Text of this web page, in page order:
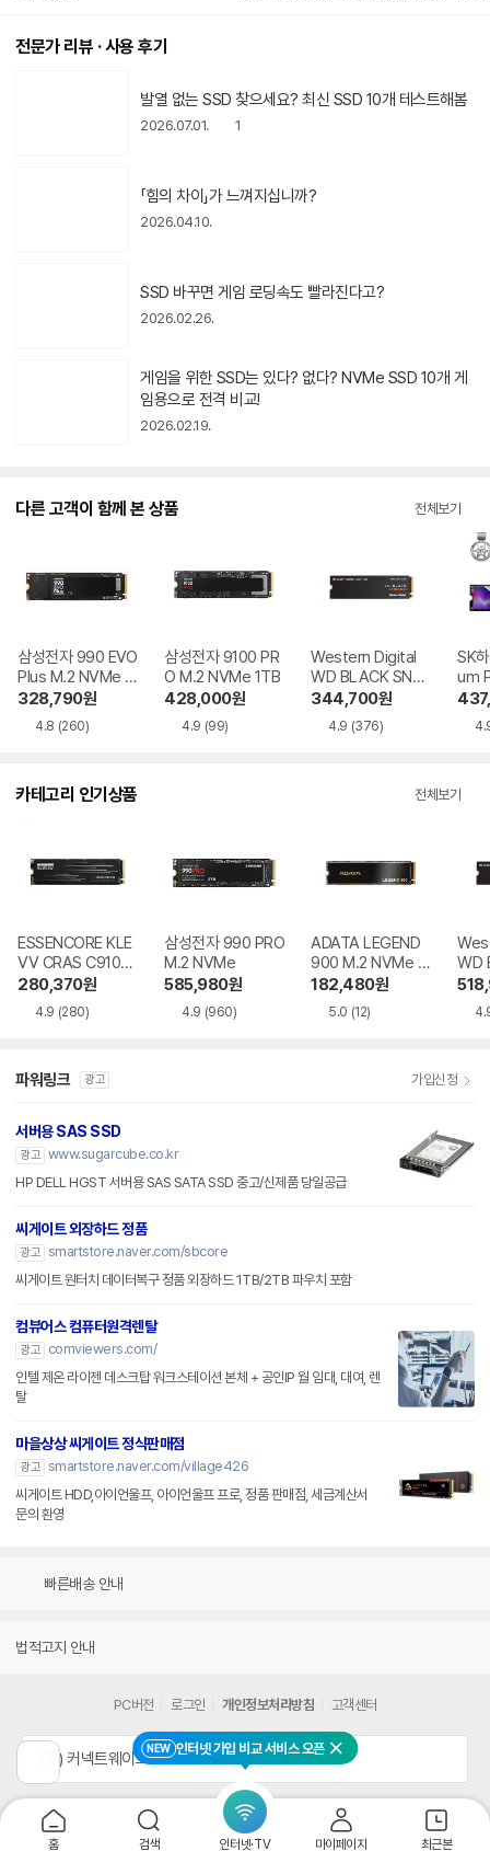
NEW 인터넷 가입 비교 서비스 오픈 닫기
홈 검색 인터넷·TV 마이페이지 최근본
전문가 리뷰 · 사용 후기
발열 없는 SSD 찾으세요? 최신 SSD 10개 테스트해봄
2026.07.01. 1
「힘의 차이」가 느껴지십니까?
2026.04.10.
SSD 바꾸면 게임 로딩속도 빨라진다고?
2026.02.26.
게임을 위한 SSD는 있다? 없다? NVMe SSD 10개 게
임용으로 전격 비교!
2026.02.19.
다른 고객이 함께 본 상품 전체보기
삼성전자 990 EVO
Plus M.2 NVMe 1
TB
328,790원
4.8 (260)
삼성전자 9100 PR
O M.2 NVMe 1TB
428,000원
4.9 (99)
Western Digital
WD BLACK SN85
0X M.2 NVMe 1T
344,700원
4.9 (376)
SK
um
e
카테고리 인기상품 전체보기
ESSENCORE KLE
VV CRAS C910G
M.2 NVMe
280,370원
4.9 (280)
삼성전자 990 PRO
M.2 NVMe
585,980원
4.9 (960)
ADATA LEGEND
900 M.2 NVMe 파
인인포
182,480원
5.0 (12)
WD
0X
파워링크 광고 가입신청
서버용 SAS SSD
광고
www.sugarcube.co.kr
HP DELL HGST 서버용 SAS SATA SSD 중고/신제품 당일공급
씨게이트 외장하드 정품
광고
smartstore.naver.com/sbcore
씨게이트 원터치 데이터복구 정품 외장하드 1TB/2TB 파우치 포함
컴뷰어스 컴퓨터원격렌탈
광고
comviewers.com/
인텔 제온 라이젠 데스크탑 워크스테이션 본체 + 공인IP 월 임대, 대여, 렌
탈
마을상상 씨게이트 정식판매점
광고
smartstore.naver.com/village426
씨게이트 HDD,아이언울프, 아이언울프 프로, 정품 판매점, 세금계산서
문의 환영
빠른배송 안내
법적고지 안내
전
페
이
지
PC버전 로그인 개인정보처리방침 고객센터
(주) 커넥트웨이브